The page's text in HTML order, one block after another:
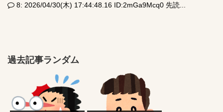
8: 2026/04/30(木) 17:44:48.16 ID:2mGa9Mcq0 先読...
過去記事ランダム